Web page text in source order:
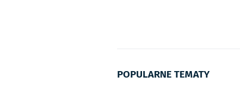
POPULARNE TEMATY